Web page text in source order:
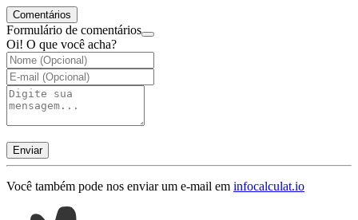
Comentários
Formulário de comentários
Oi! O que você acha?
Enviar
Você também pode nos enviar um e-mail em infocalculat.io